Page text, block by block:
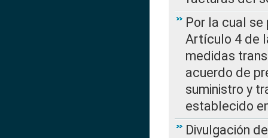
Por la cual
Artículo 4 de
medidas
acuerdo de
suministro y
establecido
Divulgación